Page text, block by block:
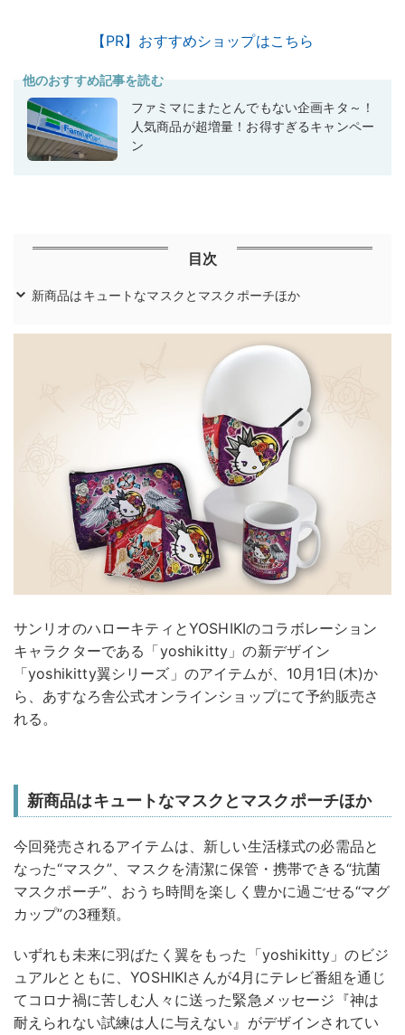
【PR】おすすめショップはこちら
他のおすすめ記事を読む
ファミマにまたとんでもない企画キタ～！
人気商品が超増量！お得すぎるキャンペー
ン
目次
新商品はキュートなマスクとマスクポーチほか
サンリオのハローキティとYOSHIKIのコラボレーション
キャラクターである「yoshikitty」の新デザイン
「yoshikitty翼シリーズ」のアイテムが、10月1日(木)か
ら、あすなろ舎公式オンラインショップにて予約販売さ
れる。
新商品はキュートなマスクとマスクポーチほか
今回発売されるアイテムは、新しい生活様式の必需品と
なった“マスク”、マスクを清潔に保管・携帯できる“抗菌
マスクポーチ”、おうち時間を楽しく豊かに過ごせる“マグ
カップ”の3種類。
いずれも未来に羽ばたく翼をもった「yoshikitty」のビジ
ュアルとともに、YOSHIKIさんが4月にテレビ番組を通じ
てコロナ禍に苦しむ人々に送った緊急メッセージ『神は
耐えられない試練は人に与えない』がデザインされてい